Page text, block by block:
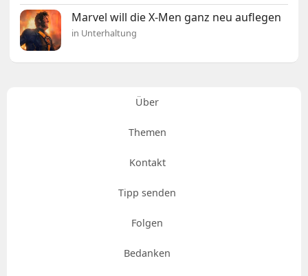
Marvel will die X-Men ganz neu auflegen
in Unterhaltung
Über
Themen
Kontakt
Tipp senden
Folgen
Bedanken